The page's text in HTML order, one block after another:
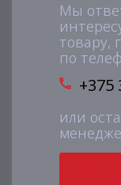
Мы
товару,
по
+375
или